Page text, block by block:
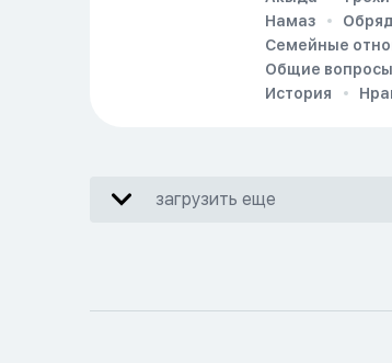
Намаз
Семейные
Общие вопросы
История
загрузить еще